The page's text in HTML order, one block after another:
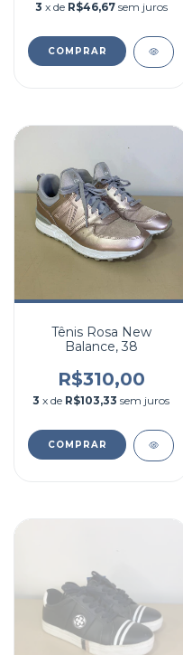
3 x de R$46,67 sem juros
COMPRAR
Tênis Rosa New
Balance, 38
R$310,00
3 x de R$103,33 sem juros
COMPRAR